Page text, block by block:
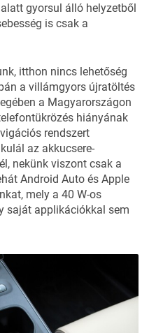
gyorsul álló helyzetből
is csak a
itthon nincs lehetőség
a villámgyors újratöltés
a Magyarországon
hiányának
rendszert
az akkucsere-
nekünk viszont csak a
Android Auto és Apple
mely a 40 W-os
saját applikációkkal sem